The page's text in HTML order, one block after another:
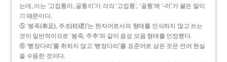
는데, 이는 ‘고집통이, 골통이’가 각각 ‘고집통’, ‘골통’에 ‘-이’가 붙은 말이
기 때문이다.
⑤ ‘봉족(奉足), 주초(柱礎)’는 한자어로서의 형태를 인식하지 않고 쓰는
것이 일반적이므로 ‘봉죽, 주추’와 같이 음성 모음 형태를 인정했다.
⑥ ‘뻗장다리’를 취하지 않고 ‘뻗정다리’를 표준어로 삼은 것은 언어 현실
을 수용한 것이다.